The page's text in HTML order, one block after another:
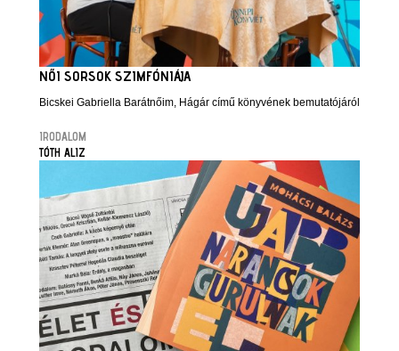
NŐI SORSOK SZIMFÓNIÁJA
Bicskei Gabriella Barátnőim, Hágár című könyvének bemutatójáról
IRODALOM
TÓTH ALIZ